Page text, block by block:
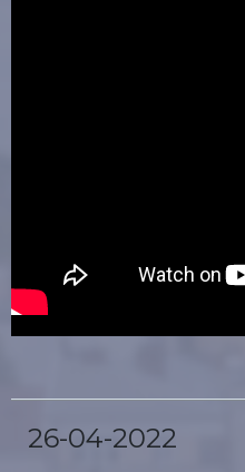
26-04-2022